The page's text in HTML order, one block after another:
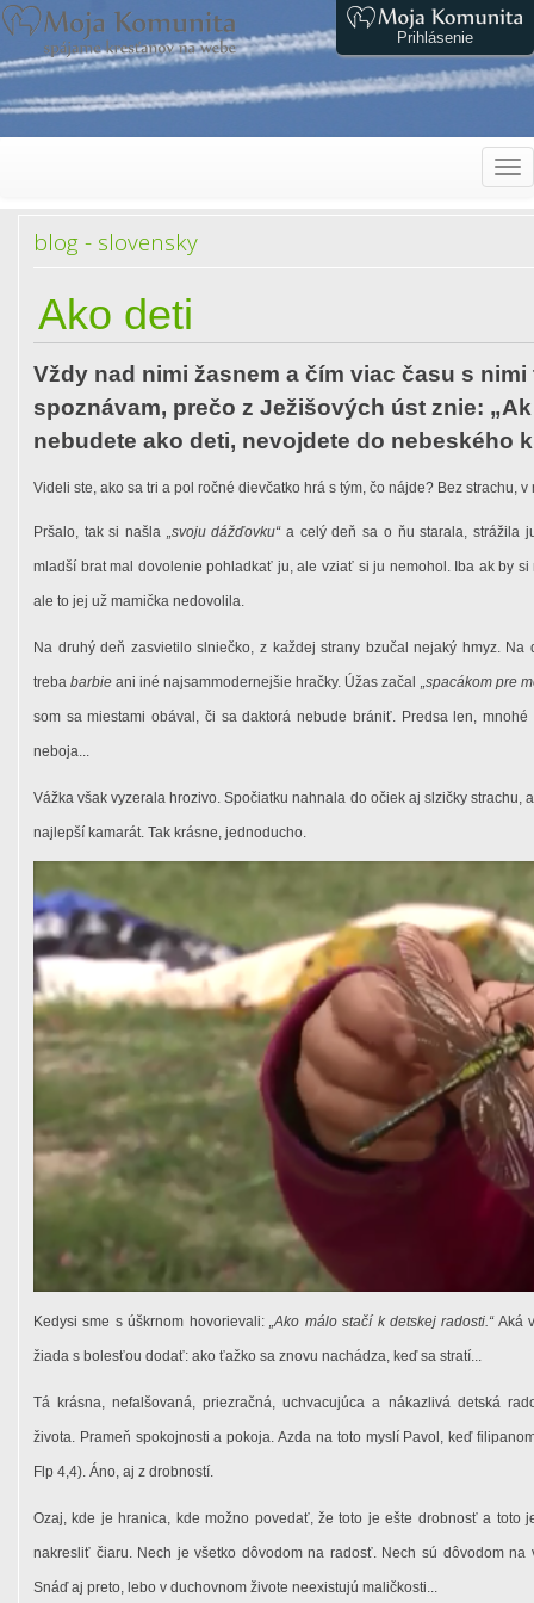
Prihlásenie
blog - slovensky
Ako deti
Vždy nad nimi žasnem a čím viac času s
spoznávam, prečo z Ježišových úst znie:
nebudete ako deti, nevojdete do nebeského
Videli ste, ako sa tri a pol ročné dievčatko hrá s tým, čo nájde? Bez strachu,
Pršalo, tak si našla „svoju dážďovku“a celý deň sa o ňu starala, strážila
mladší brat mal dovolenie pohladkať ju, ale vziať si ju nemohol. Iba ak by
ale to jej už mamička nedovolila.
Na druhý deň zasvietilo slniečko, z každej strany bzučal nejaký hmyz.
trebabarbie ani iné najsammodernejšie hračky. Úžas začal „spacákom pre
som sa miestami obával, či sa daktorá nebude brániť. Predsa len,
neboja...
Vážka však vyzerala hrozivo. Spočiatku nahnala do očiek aj slzičky strachu,
najlepší kamarát. Tak krásne, jednoducho.
Kedysi sme s úškrnom hovorievali: „Ako málo stačí k detskej radosti.“Aká
žiada s bolesťou dodať: ako ťažko sa znovu nachádza, keď sa stratí...
Tá krásna, nefalšovaná, priezračná, uchvacujúca a nákazlivá detská
života. Prameň spokojnosti a pokoja. Azda na toto myslí Pavol, keď
Flp 4,4). Áno, aj z drobností.
Ozaj, kde je hranica, kde možno povedať, že toto je ešte drobnosť a toto
nakresliť čiaru. Nech je všetko dôvodom na radosť. Nech sú dôvodom
Snáď aj preto, lebo v duchovnom živote neexistujú maličkosti...